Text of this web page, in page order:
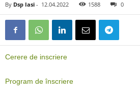
By Dsp Iasi - 12.04.2022 1588 0
Cerere de inscriere
Program de înscriere